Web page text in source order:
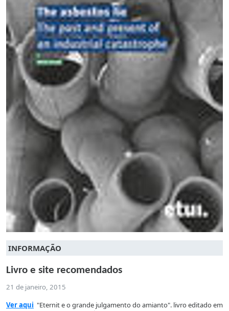
INFORMAÇÃO
Livro e site recomendados
21 de janeiro, 2015
Ver aqui "Eternit e o grande julgamento do amianto". livro editado em